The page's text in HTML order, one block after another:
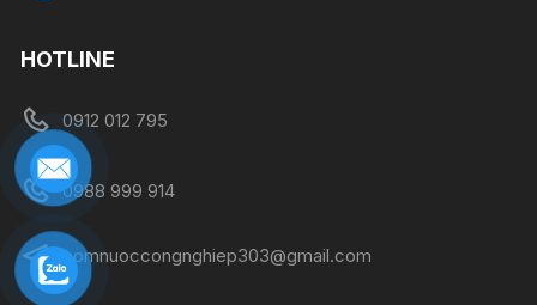
HOTLINE
0912 012 795
0988 999 914
bomnuoccongnghiep303@gmail.com